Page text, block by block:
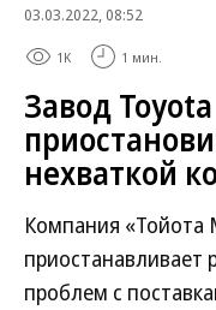
03.03.2022, 08:52
1K 1 мин.
Завод
нехваткой
Компания «Тойота
приостанавливает
проблем с